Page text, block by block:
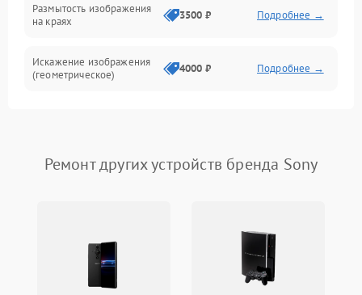
Размытость изображения
на краях
3500 ₽ Подробнее →
Искажение изображения
(геометрическое)
4000 ₽ Подробнее →
Проблемы с резкостью
Ремонт других устройств бренда Sony